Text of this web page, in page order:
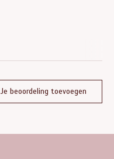
Je beoordeling toevoegen